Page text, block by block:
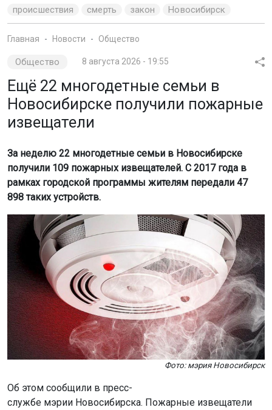
происшествия смерть закон Новосибирск
Главная Новости Общество
Общество 8 августа 2026 - 19:55
Ещё 22 многодетные семьи в
Новосибирске получили пожарные
извещатели
За неделю 22 многодетные семьи в Новосибирске
получили 109 пожарных извещателей. С 2017 года в
рамках городской программы жителям передали 47
898 таких устройств.
Фото: мэрия Новосибирск
Об этом сообщили в пресс-
службе мэрии Новосибирска. Пожарные извещатели